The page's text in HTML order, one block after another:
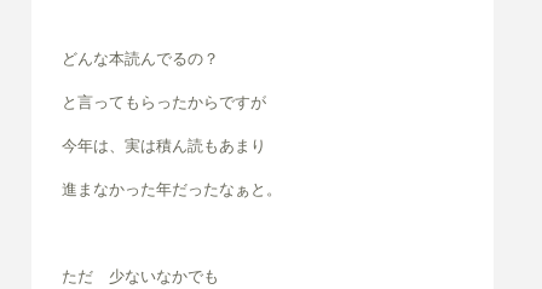
どんな本読んでるの？
と言ってもらったからですが
今年は、実は積ん読もあまり
進まなかった年だったなぁと。
ただ 少ないなかでも